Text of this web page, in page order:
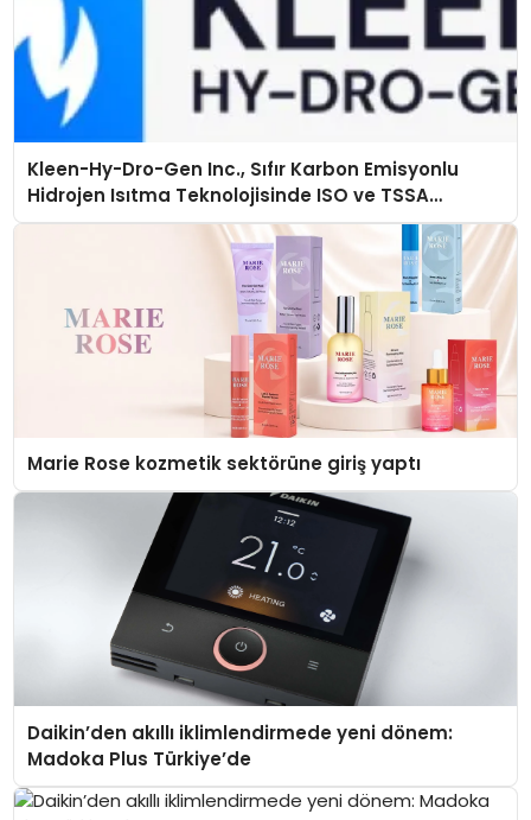
Kleen-Hy-Dro-Gen Inc., Sıfır Karbon Emisyonlu
Hidrojen Isıtma Teknolojisinde ISO ve TSSA
Düzenleyici Onaylarını Aldı
Marie Rose kozmetik sektörüne giriş yaptı
Daikin’den akıllı iklimlendirmede yeni dönem:
Madoka Plus Türkiye’de